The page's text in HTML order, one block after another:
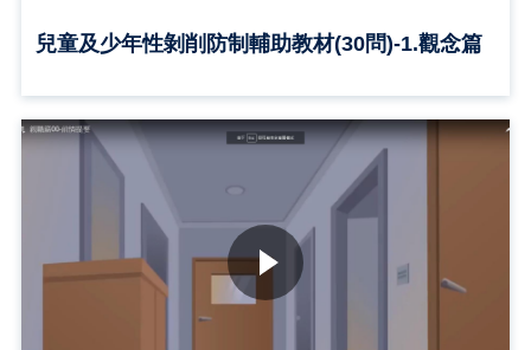
兒童及少年性剝削防制輔助教材(30問)-1.觀念篇